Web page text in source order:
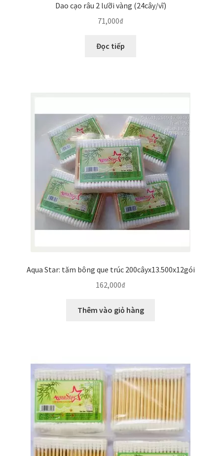
Dao cạo râu 2 lưỡi vàng (24cây/vĩ)
71,000₫
Đọc tiếp
Aqua Star: tăm bông que trúc 200câyx13.500x12gói
162,000₫
Thêm vào giỏ hàng